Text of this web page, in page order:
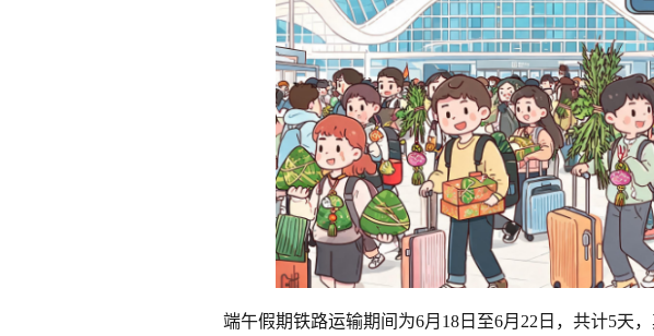
端午假期铁路运输期间为6月18日至6月22日，共计5天